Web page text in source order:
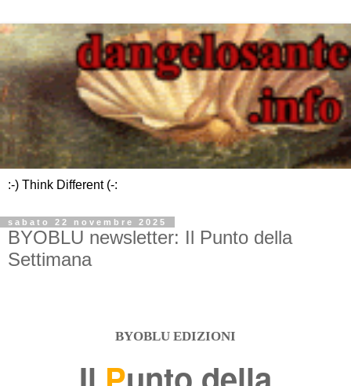
:-) Think Different (-:
sabato 22 novembre 2025
BYOBLU newsletter: Il Punto della
Settimana
BYOBLU EDIZIONI